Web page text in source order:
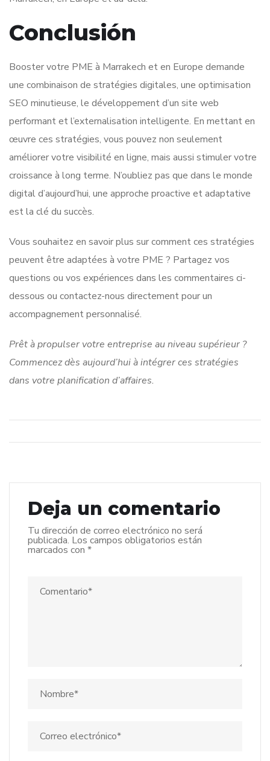
Conclusión
Booster votre PME à Marrakech et en Europe demande
une combinaison de stratégies digitales, une optimisation
SEO minutieuse, le développement d’un site web
performant et l’externalisation intelligente. En mettant en
œuvre ces stratégies, vous pouvez non seulement
améliorer votre visibilité en ligne, mais aussi stimuler votre
croissance à long terme. N’oubliez pas que dans le monde
digital d’aujourd’hui, une approche proactive et adaptative
est la clé du succès.
Vous souhaitez en savoir plus sur comment ces stratégies
peuvent être adaptées à votre PME ? Partagez vos
questions ou vos expériences dans les commentaires ci-
dessous ou contactez-nous directement pour un
accompagnement personnalisé.
Prêt à propulser votre entreprise au niveau supérieur ?
Commencez dès aujourd’hui à intégrer ces stratégies
dans votre planification d’affaires.
Deja un comentario
Tu dirección de correo electrónico no será
publicada. Los campos obligatorios están
marcados con *